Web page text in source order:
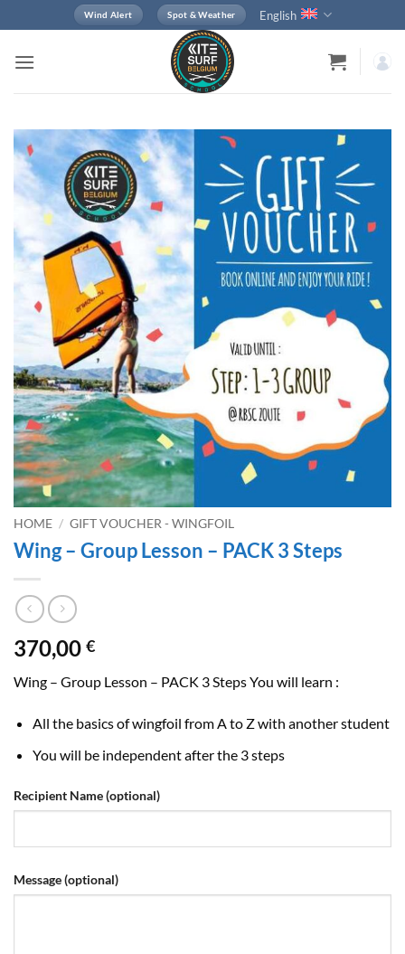
to
content
Wind Alert Spot & Weather English
HOME / GIFT VOUCHER - WINGFOIL
Wing – Group Lesson – PACK 3 Steps
370,00 €
Wing – Group Lesson – PACK 3 Steps You will learn :
All the basics of wingfoil from A to Z with another student
You will be independent after the 3 steps
Recipient Name(optional)
Message(optional)